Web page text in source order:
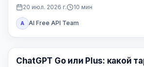
проекта.
20 июл. 2026 г. 10 мин
A AI Free API Team
ChatGPT
ChatGPT Go или Plus: какой